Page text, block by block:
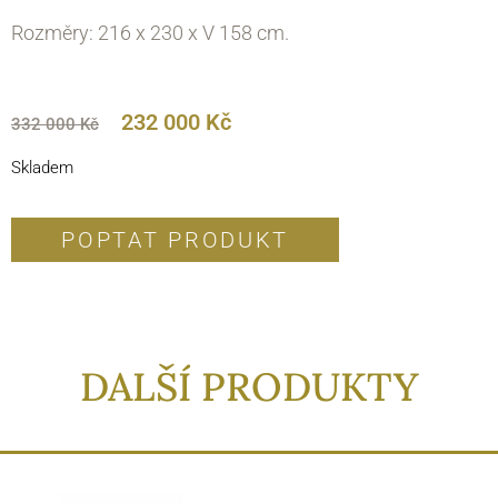
Rozměry: 216 x 230 х V 158 cm.
332 000Kč 232 000 Kč
Skladem
POPTAT PRODUKT
DALŠÍ PRODUKTY